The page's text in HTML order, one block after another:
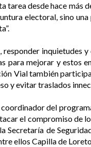
tarea desde hace más
electoral, sino
responder
para mejorar y estos
Vial también
y evitar traslados
del
el compromiso de
Secretaría de
ellos Capilla de